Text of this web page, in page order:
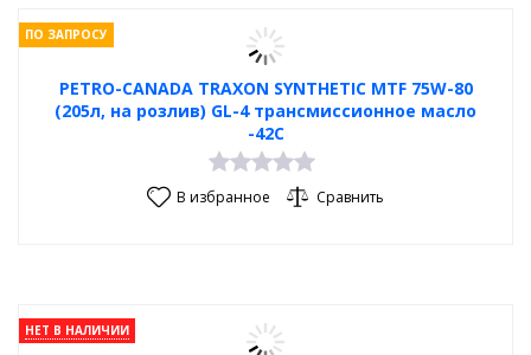
PETRO-CANADA TRAXON SYNTHETIC MTF 75W-80
(205л, на розлив) GL-4 трансмиссионное масло
-42С
ПО ЗАПРОСУ
В избранное Сравнить
НЕТ В НАЛИЧИИ